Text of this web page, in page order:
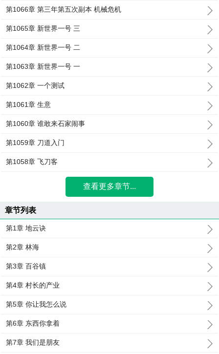
第1066章 第三年第五次副本 机械危机
第1065章 新世界一号 三
第1064章 新世界一号 二
第1063章 新世界一号 一
第1062章 一个测试
第1061章 生意
第1060章 谁敢来石家闹事
第1059章 刀道入门
第1058章 飞刀客
查看更多章节...
章节列表
第1章 地云诀
第2章 林海
第3章 百谷镇
第4章 村长的产业
第5章 你让我怎么说
第6章 东西你拿着
第7章 我们是朋友